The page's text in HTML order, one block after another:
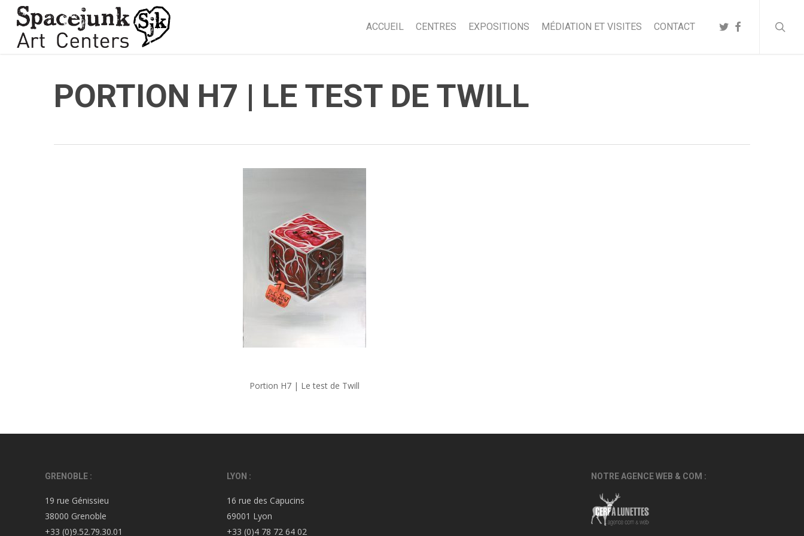
ACCUEIL CENTRES EXPOSITIONS MÉDIATION ET VISITES CONTACT TWITTER
FACEBOOK
PORTION H7 | LE TEST DE TWILL
Portion H7 | Le test de Twill
GRENOBLE :
19 rue Génissieu
38000 Grenoble
+33 (0)9.52.79.30.01
LYON :
16 rue des Capucins
69001 Lyon
+33 (0)4 78 72 64 02
NOTRE AGENCE WEB & COM :